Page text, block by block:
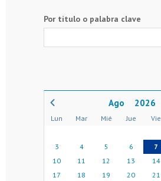
Por título o palabra clave
2026
Lun Mar Mié Jue Vie
3
4 5 6 7
10
11 12 13 14
17
18 19 20 21